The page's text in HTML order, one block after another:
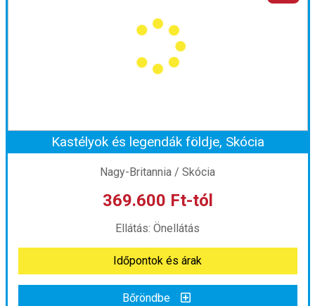
Város:Dublin
Utazás módja:
Repülővel
Reggeli
Szálláskategória:Program szerint
2 ágyas szoba
Időpont: 2026-09-03 | 2 éj
már 344.000 Ft-tól
Időpontok és árak
Bőröndbe
Kastélyok és legendák földje, Skócia
Nagy-Britannia / Skócia
369.600 Ft-tól
Ellátás: Önellátás
Időpontok és árak
Bőröndbe